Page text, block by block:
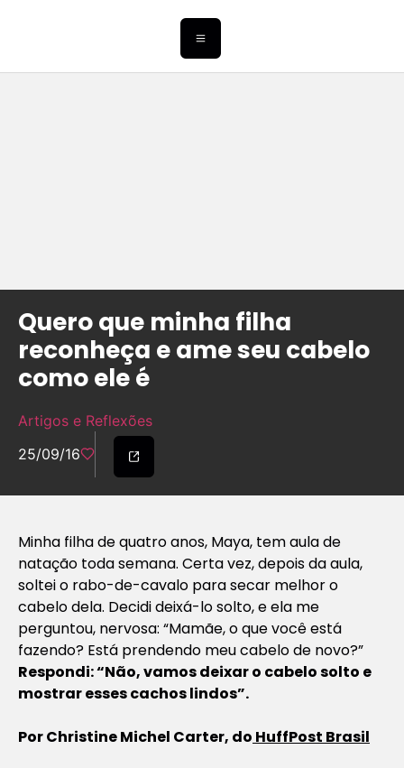
Quero que minha filha
reconheça e ame seu cabelo
como ele é
Artigos e Reflexões
25/09/16
Minha filha de quatro anos, Maya, tem aula de
natação toda semana. Certa vez, depois da aula,
soltei o rabo-de-cavalo para secar melhor o
cabelo dela. Decidi deixá-lo solto, e ela me
perguntou, nervosa: “Mamãe, o que você está
fazendo? Está prendendo meu cabelo de novo?”
Respondi: “Não, vamos deixar o cabelo solto e
mostrar esses cachos lindos”.
PorChristine Michel Carter, do HuffPost Brasil